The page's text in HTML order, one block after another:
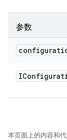
参数
本页面上的内容和